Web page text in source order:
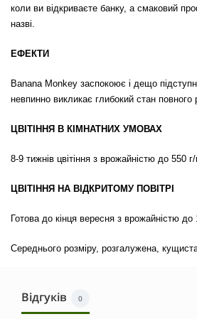
коли ви відкриваєте банку, а смаковий
назві.
ЕФЕКТИ
Banana Monkey заспокоює і дещо
невпинно викликає глибокий стан повного
ЦВІТІННЯ В КІМНАТНИХ УМОВАХ
8-9 тижнів цвітіння з врожайністю до 550 г/
ЦВІТІННЯ НА ВІДКРИТОМУ ПОВІТРІ
Готова до кінця вересня з врожайністю до
Середнього розміру, розгалужена,
Відгуків 0